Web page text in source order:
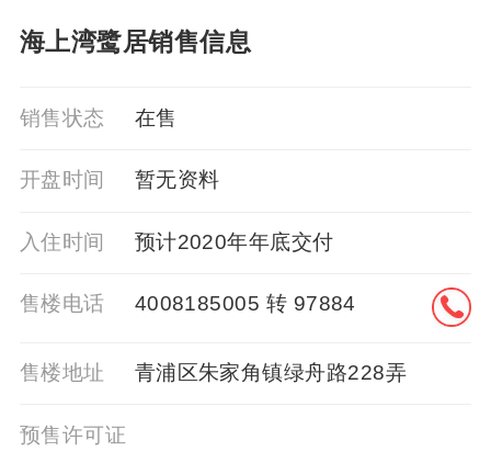
海上湾鹭居销售信息
销售状态 在售
开盘时间 暂无资料
入住时间 预计2020年年底交付
售楼电话 4008185005 转 97884
售楼地址 青浦区朱家角镇绿舟路228弄
预售许可证